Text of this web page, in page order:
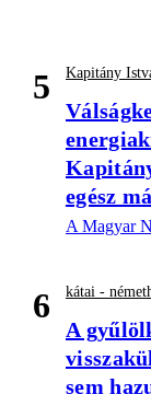
5 Kapitány
egész
A Magyar
6 kátai -
A
sem